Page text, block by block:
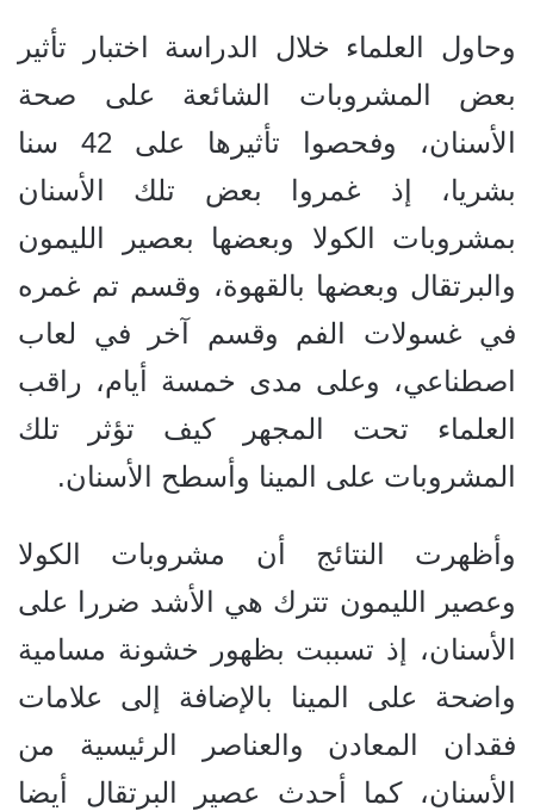
وحاول العلماء خلال الدراسة اختبار تأثير
بعض المشروبات الشائعة على صحة
الأسنان، وفحصوا تأثيرها على 42 سنا
بشريا، إذ غمروا بعض تلك الأسنان
بمشروبات الكولا وبعضها بعصير الليمون
والبرتقال وبعضها بالقهوة، وقسم تم غمره
في غسولات الفم وقسم آخر في لعاب
اصطناعي، وعلى مدى خمسة أيام، راقب
العلماء تحت المجهر كيف تؤثر تلك
المشروبات على المينا وأسطح الأسنان.
وأظهرت النتائج أن مشروبات الكولا
وعصير الليمون تترك هي الأشد ضررا على
الأسنان، إذ تسببت بظهور خشونة مسامية
واضحة على المينا بالإضافة إلى علامات
فقدان المعادن والعناصر الرئيسية من
الأسنان، كما أحدث عصير البرتقال أيضا